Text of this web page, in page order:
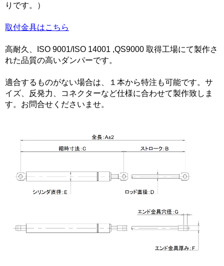
りです。）
取付金具はこちら
高耐久、ISO 9001/ISO 14001 ,QS9000 取得工場にて製作さ
れた品質の高いダンパーです。
適合するものがない場合は、１本から特注も可能です。サ
イズ、反発力、コネクターなど仕様に合わせて製作致しま
す。お問合せくださいませ。